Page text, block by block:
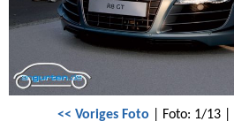
<< Voriges Foto | Foto: 1/13 |